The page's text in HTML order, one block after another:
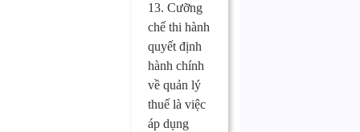
13. Cưỡng
chế thi hành
quyết định
hành chính
về quản lý
thuế là việc
áp dụng